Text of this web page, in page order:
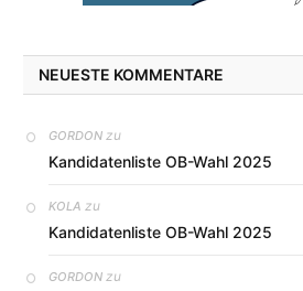
NEUESTE KOMMENTARE
GORDONzu
Kandidatenliste OB-Wahl 2025
KOLA zu
Kandidatenliste OB-Wahl 2025
GORDONzu